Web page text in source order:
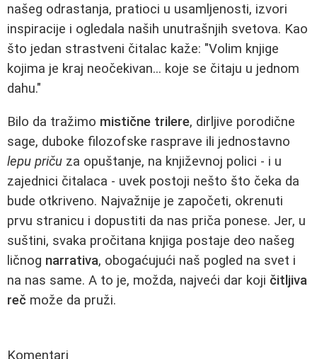
našeg odrastanja, pratioci u usamljenosti, izvori
inspiracije i ogledala naših unutrašnjih svetova. Kao
što jedan strastveni čitalac kaže: "Volim knjige
kojima je kraj neočekivan... koje se čitaju u jednom
dahu."
Bilo da tražimo mistične trilere, dirljive porodične
sage, duboke filozofske rasprave ili jednostavno
lepu priču za opuštanje, na književnoj polici - i u
zajednici čitalaca - uvek postoji nešto što čeka da
bude otkriveno. Najvažnije je započeti, okrenuti
prvu stranicu i dopustiti da nas priča ponese. Jer, u
suštini, svaka pročitana knjiga postaje deo našeg
ličnog narrativa, obogaćujući naš pogled na svet i
na nas same. A to je, možda, najveći dar koji čitljiva
reč može da pruži.
Komentari